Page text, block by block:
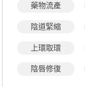
藥物流產
陰道緊縮
上環取環
陰唇修復